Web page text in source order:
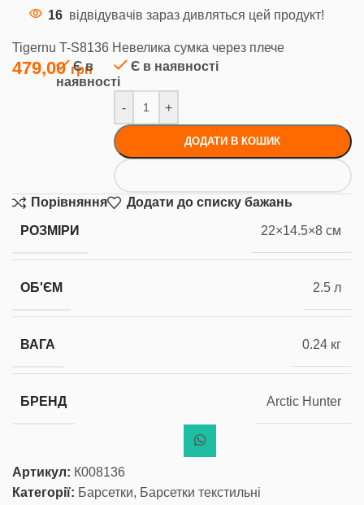
16 відвідувачів зараз дивляться цей продукт!
Tigernu T-S8136 Невелика сумка через плече
479,00 Є в
наявності
Є в наявності
- +
ДОДАТИ В КОШИК
Порівняння Додати до списку бажань
РОЗМІРИ 22×14.5×8 см
ОБ'ЄМ 2.5 л
ВАГА 0.24 кг
БРЕНД Arctic Hunter
Артикул: К008136
Категорії: Барсетки, Барсетки текстильні